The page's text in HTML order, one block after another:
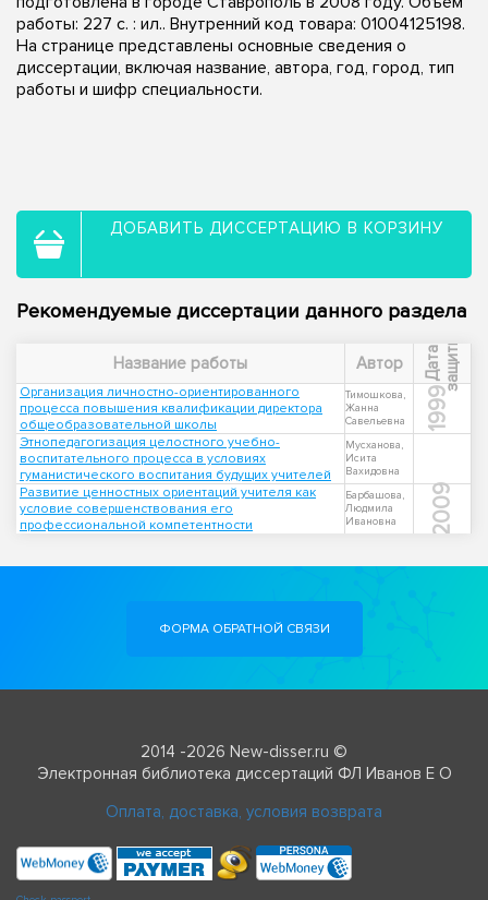
работы: 227 с. : ил.. Внутренний код товара: 01004125198.
На странице представлены основные сведения о
диссертации, включая название, автора, год, город, тип
работы и шифр специальности.
ДОБАВИТЬ ДИССЕРТАЦИЮ В КОРЗИНУ
Рекомендуемые диссертации данного раздела
Название работы Автор Д
а
т
а
з
а
щ
и
т ы
Организация личностно-ориентированного
процесса повышения квалификации директора
общеобразовательной школы
Тимошкова,
Жанна
Савельевна
1999
Этнопедагогизация целостного учебно-
воспитательного процесса в условиях
гуманистического воспитания будущих учителей
Мусханова,
Исита
Вахидовна
Развитие ценностных ориентаций учителя как
условие совершенствования его
профессиональной компетентности
Барбашова,
Людмила
Ивановна
2009
ФОРМА ОБРАТНОЙ СВЯЗИ
2014 -2026 New-disser.ru ©
Электронная библиотека диссертаций ФЛ Иванов Е О
Оплата, доставка, условия возврата